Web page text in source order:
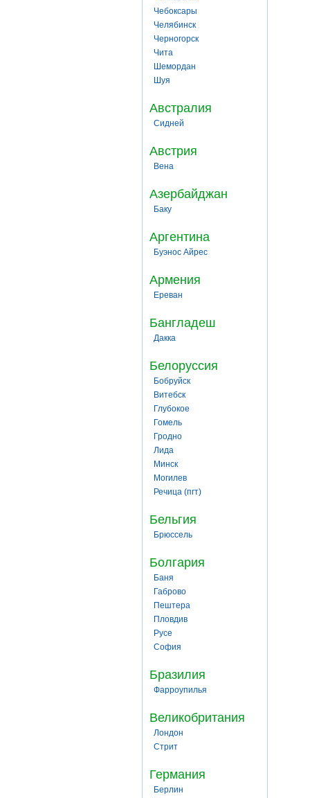
Чебоксары
Челябинск
Черногорск
Чита
Шемордан
Шуя
Австралия
Сидней
Австрия
Вена
Азербайджан
Баку
Аргентина
Буэнос Айрес
Армения
Ереван
Бангладеш
Дакка
Белоруссия
Бобруйск
Витебск
Глубокое
Гомель
Гродно
Лида
Минск
Могилев
Речица (пгт)
Бельгия
Брюссель
Болгария
Баня
Габрово
Пештера
Пловдив
Русе
София
Бразилия
Фарроупилья
Великобритания
Лондон
Стрит
Германия
Берлин